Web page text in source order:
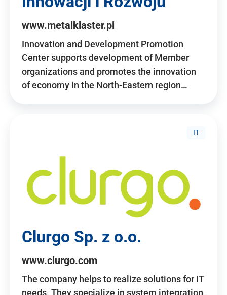
www.metalklaster.pl
Innovation and Development Promotion
Center supports development of Member
organizations and promotes the innovation
of economy in the North-Eastern region…
IT
Clurgo Sp. z o.o.
www.clurgo.com
The company helps to realize solutions for IT